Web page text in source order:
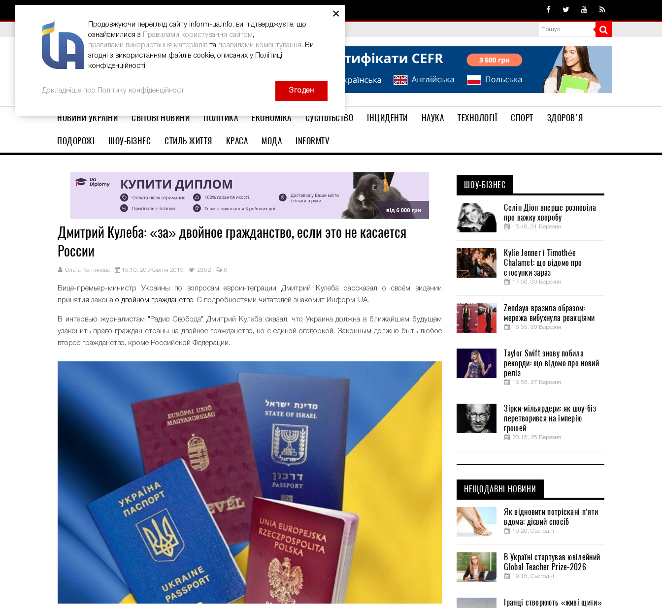
ВИБІР РЕДАКЦІЇ В Україні стартував ювілейний Global Teacher Prize-2026
НОВИНИ УКРАЇНИ СВІТОВІ НОВИНИ ПОЛІТИКА ЕКОНОМІКА СУСПІЛЬСТВО ІНЦИДЕНТИ НАУКА ТЕХНОЛОГІЇ СПОРТ
ЗДОРОВ'Я
ПОДОРОЖІ
ШОУ-БІЗНЕС СТИЛЬ ЖИТТЯ КРАСА МОДА INFORMTV
Дмитрий Кулеба: «за» двойное гражданство, если это не касается
России
Ольга Коптякова 15:10, 20 Жовтня 2019 2362 0
Вице-премьер-министр Украины по вопросам евроинтеграции Дмитрий Кулеба рассказал о своём видении
принятия закона о двойном гражданстве. С подробностями читателей знакомит Информ-UA.
В интервью журналистам "Радио Свобода" Дмитрий Кулеба сказал, что Украина должна в ближайшем будущем
узаконить право граждан страны на двойное гражданство, но с единой оговоркой. Законным должно быть любое
второе гражданство, кроме Российской Федерации.
ШОУ-БІЗНЕС
Селін Діон вперше розповіла
про важку хворобу
15:46, 31 Березня
Kylie Jenner і Timothée
Chalamet: що відомо про
стосунки зараз
17:50, 30 Березня
Zendaya вразила образом:
мережа вибухнула реакціями
16:55, 30 Березня
Taylor Swift знову побила
рекорди: що відомо про новий
реліз
16:55, 27 Березня
Зірки-мільярдери: як шоу-біз
перетворився на імперію
грошей
23:15, 25 Березня
НЕЩОДАВНІ НОВИНИ
Як відновити потріскані п’яти
вдома: дієвий спосіб
19:20, Сьогодні
В Україні стартував ювілейний
Global Teacher Prize-2026
19:15, Сьогодні
Іранці створюють «живі щити»
×
Продовжуючи перегляд сайту inform-ua.info, ви підтверджуєте, що
ознайомилися з
Правилами користування сайтом,
правилами використання матеріалів та правилами коментування. Ви
згодні з використанням файлів cookie, описаних у Політиці
конфіденційності.
Докладніше про Політику конфіденційності Згоден